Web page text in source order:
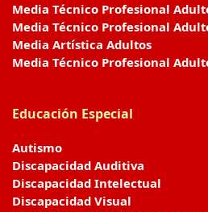
Media Técnico Profesional
Media Técnico Profesional
Media Artística Adultos
Media Técnico Profesional
Educación Especial
Autismo
Discapacidad Auditiva
Discapacidad Intelectual
Discapacidad Visual